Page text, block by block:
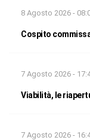
8 Agosto 2026 -
Cospito
7 Agosto 2026 -
Viabilità, le
7 Agosto 2026 -